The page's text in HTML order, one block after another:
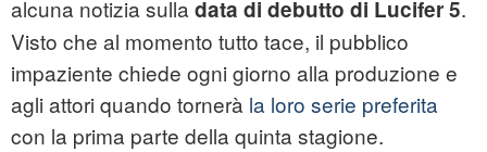
alcuna notizia sulla data di debutto di Lucifer 5.
Visto che al momento tutto tace, il pubblico
impaziente chiede ogni giorno alla produzione e
agli attori quando tornerà la loro serie preferita
con la prima parte della quinta stagione.